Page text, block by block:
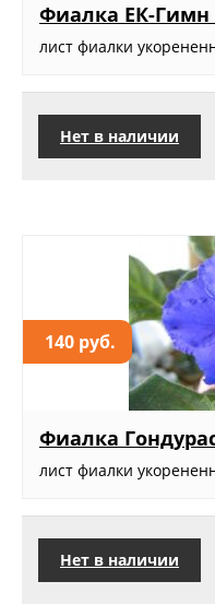
Фиалка ЕК-
лист фиалки
Нет в наличии
140 руб.
Фиалка
лист фиалки
Нет в наличии